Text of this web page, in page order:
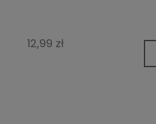
12,99 zł